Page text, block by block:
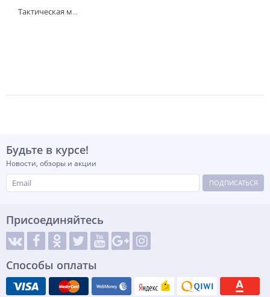
Тактическая медицинская сумка с комплектом медикаментов и принадлежностей типа NAR Squad Kit
Будьте в курсе!
Новости, обзоры и акции
ПОДПИСАТЬСЯ
Присоединяйтесь
Способы оплаты